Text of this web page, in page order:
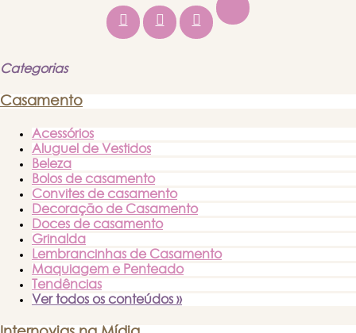
Categorias
Casamento
Acessórios
Aluguel de Vestidos
Beleza
Bolos de casamento
Convites de casamento
Decoração de Casamento
Doces de casamento
Grinalda
Lembrancinhas de Casamento
Maquiagem e Penteado
Tendências
Ver todos os conteúdos »